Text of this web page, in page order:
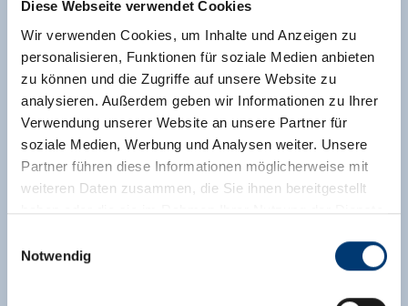
Diese Webseite verwendet Cookies
Wir verwenden Cookies, um Inhalte und Anzeigen zu
personalisieren, Funktionen für soziale Medien anbieten
zu können und die Zugriffe auf unsere Website zu
analysieren. Außerdem geben wir Informationen zu Ihrer
Verwendung unserer Website an unsere Partner für
soziale Medien, Werbung und Analysen weiter. Unsere
Partner führen diese Informationen möglicherweise mit
weiteren Daten zusammen, die Sie ihnen bereitgestellt
haben oder die sie im Rahmen Ihrer Nutzung der Dienste
Notwendig